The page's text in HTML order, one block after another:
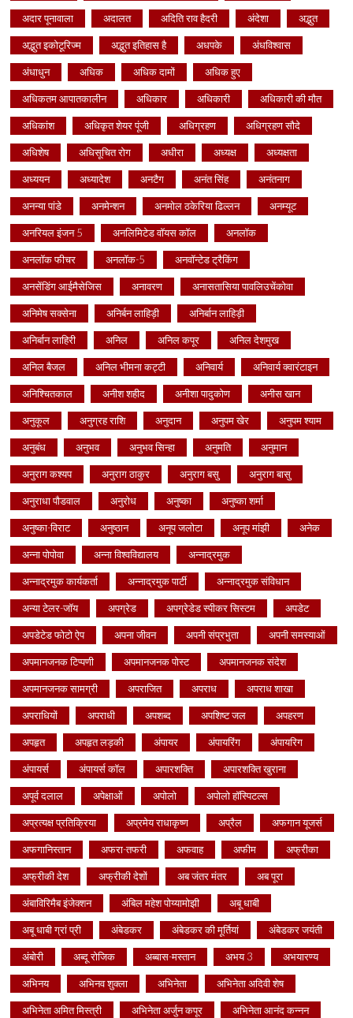
अदार पूनावाला अदालत अदिति राव हैदरी अंदेशा अद्भुत
अद्भुत इकोटूरिज्म अद्भुत इतिहास है अधपके अंधविश्वास
अंधाधुन अधिक अधिक दामों अधिक हुए
अधिकतम आपातकालीन अधिकार अधिकारी अधिकारी की मौत
अधिकांश अधिकृत शेयर पूंजी अधिग्रहण अधिग्रहण सौदे
अधिशेष अधिसूचित रोग अधीरा अध्यक्ष अध्यक्षता
अध्ययन अध्यादेश अनटैग अनंत सिंह अनंतनाग
अनन्या पांडे अनमेन्शन अनमोल ठकेरिया ढिल्लन अनम्यूट
अनरियल इंजन 5 अनलिमिटेड वॉयस कॉल अनलॉक
अनलॉक फीचर अनलॉक-5 अनवॉन्टेड ट्रैकिंग
अनसेंडिंग आईमैसेजिस अनावरण अनासतासिया पावलिउचेंकोवा
अनिमेष सक्सेना अनिर्बन लाहिड़ी अनिर्बान लाहिड़ी
अनिर्बान लाहिरी अनिल अनिल कपूर अनिल देशमुख
अनिल बैजल अनिल भीमना कट्टी अनिवार्य अनिवार्य क्वारंटाइन
अनिश्चितकाल अनीश शहीद अनीशा पादुकोण अनीस खान
अनुकूल अनुग्रह राशि अनुदान अनुपम खेर अनुपम श्याम
अनुबंध अनुभव अनुभव सिन्हा अनुमति अनुमान
अनुराग कश्यप अनुराग ठाकुर अनुराग बसु अनुराग बासु
अनुराधा पौडवाल अनुरोध अनुष्का अनुष्का शर्मा
अनुष्का-विराट अनुष्ठान अनूप जलोटा अनूप मांझी अनेक
अन्ना पोपोवा अन्ना विश्वविद्यालय अन्नाद्रमुक
अन्नाद्रमुक कार्यकर्ता अन्नाद्रमुक पार्टी अन्नाद्रमुक संविधान
अन्या टेलर-जॉय अपग्रेड अपग्रेडेड स्पीकर सिस्टम अपडेट
अपडेटेड फोटो ऐप अपना जीवन अपनी संप्रभुता अपनी समस्याओं
अपमानजनक टिप्पणी अपमानजनक पोस्ट अपमानजनक संदेश
अपमानजनक सामग्री अपराजित अपराध अपराध शाखा
अपराधियों अपराधी अपशब्द अपशिष्ट जल अपहरण
अपहृत अपहृत लड़की अंपायर अंपायरिंग अंपायरिग
अंपायर्स अंपायर्स कॉल अपारशक्ति अपारशक्ति खुराना
अपूर्व दलाल अपेक्षाओं अपोलो अपोलो हॉस्पिटल्स
अप्रत्यक्ष प्रतिक्रिया अप्रमेय राधाकृष्ण अप्रैल अफगान यूजर्स
अफगानिस्तान अफरा-तफरी अफवाह अफीम अफ्रीका
अफ्रीकी देश अफ्रीकी देशों अब जंतर मंतर अब पूरा
अंबाविरिमैब इंजेक्शन अंबिल महेश पोय्यामोझी अबू धाबी
अबू धाबी ग्रां प्री अंबेडकर अंबेडकर की मूर्तियां अंबेडकर जयंती
अंबोरी अब्दू रोजिक अब्बास-मस्तान अभय 3 अभयारण्य
अभिनय अभिनव शुक्ला अभिनेता अभिनेता अदिवी शेष
अभिनेता अमित मिस्त्री अभिनेता अर्जुन कपूर अभिनेता आनंद कन्नन